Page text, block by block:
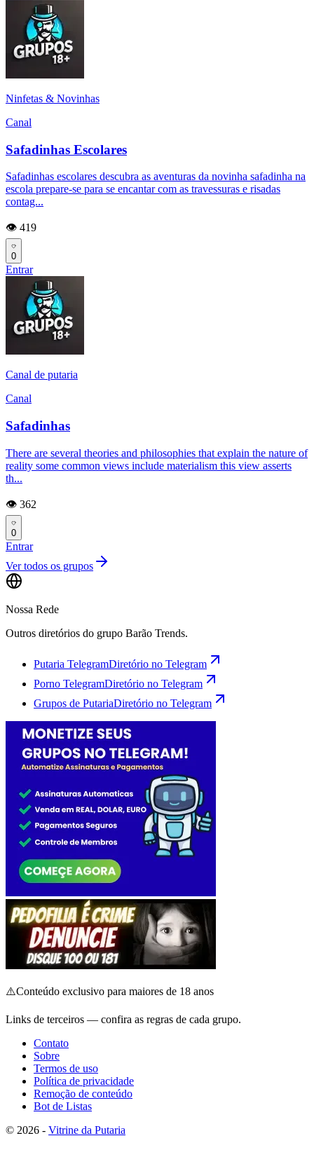
Ninfetas & Novinhas
Canal
Safadinhas Escolares
Safadinhas escolares descubra as aventuras da novinha safadinha na
escola prepare-se para se encantar com as travessuras e risadas
contag...
👁️ 419
0
Entrar
Canal de putaria
Canal
Safadinhas
There are several theories and philosophies that explain the nature of
reality some common views include materialism this view asserts
th...
👁️ 362
0
Entrar
Ver todos os grupos
Nossa Rede
Outros diretórios do grupo Barão Trends.
Putaria TelegramDiretório no Telegram
Porno TelegramDiretório no Telegram
Grupos de PutariaDiretório no Telegram
⚠️Conteúdo exclusivo para maiores de 18 anos
Links de terceiros — confira as regras de cada grupo.
Contato
Sobre
Termos de uso
Política de privacidade
Remoção de conteúdo
Bot de Listas
© 2026 - Vitrine da Putaria